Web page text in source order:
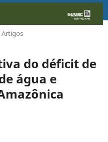
Artigos
do déficit de
água e